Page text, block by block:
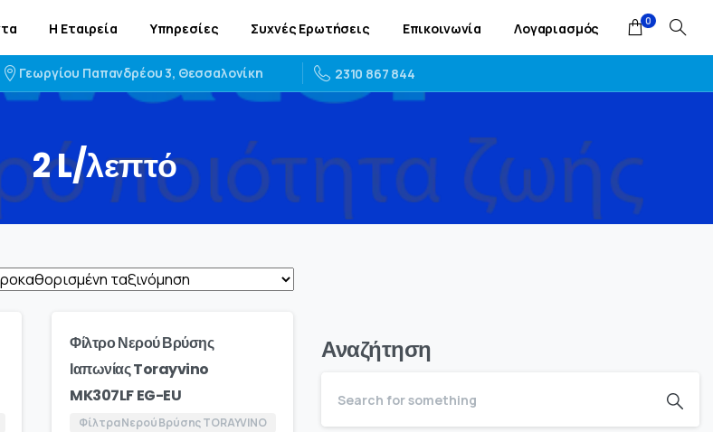
Η Εταιρεία Υπηρεσίες Συχνές Ερωτήσεις Επικοινωνία Λογαριασμός 0
Γεωργίου Παπανδρέου 3, Θεσσαλονίκη 2310 867 844
2L/λεπτό
Φίλτρο Νερού Βρύσης
Ιαπωνίας Torayvino
MK307LF EG-EU
Φίλτρα Νερού Βρύσης TORAYVINO
Αναζήτηση